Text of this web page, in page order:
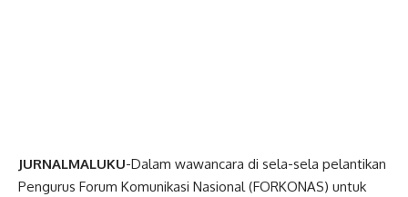
JURNALMALUKU-Dalam wawancara di sela-sela pelantikan
Pengurus Forum Komunikasi Nasional (FORKONAS) untuk